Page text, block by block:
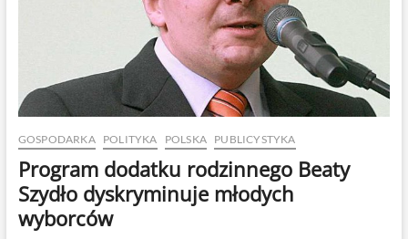
GOSPODARKA POLITYKA POLSKA PUBLICYSTYKA
Program dodatku rodzinnego Beaty
Szydło dyskryminuje młodych
wyborców